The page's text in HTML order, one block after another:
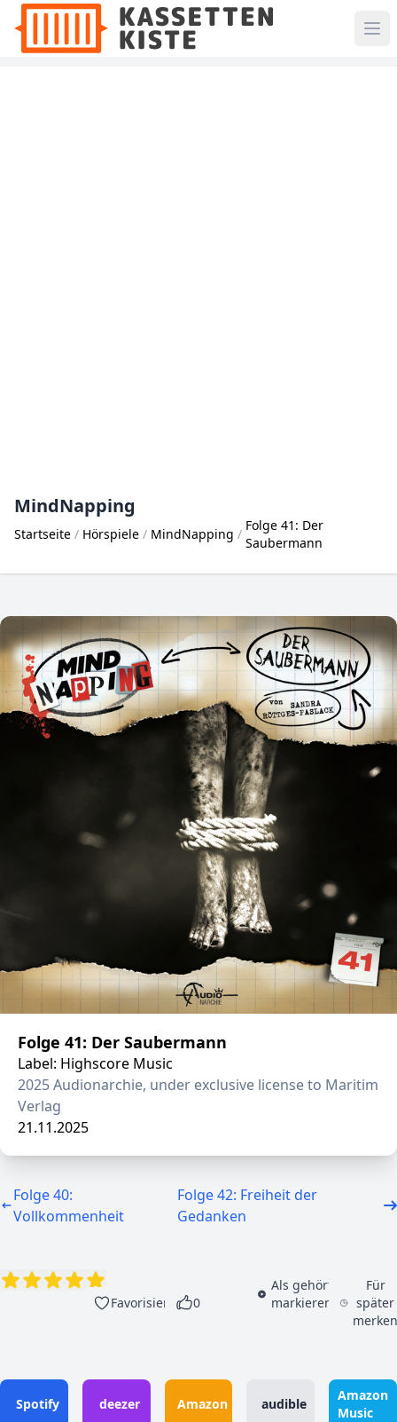
MindNapping
Startseite Hörspiele MindNapping
Folge 41: Der
Saubermann
Folge 41: Der Saubermann
Label: Highscore Music
2025 Audionarchie, under exclusive license to Maritim
Verlag
21.11.2025
Folge 40:
Vollkommenheit
Folge 42: Freiheit der
Gedanken
Favorisieren 0
Als gehört
markieren
Für
später
Spotify deezer Amazon audible
Amazon
Music